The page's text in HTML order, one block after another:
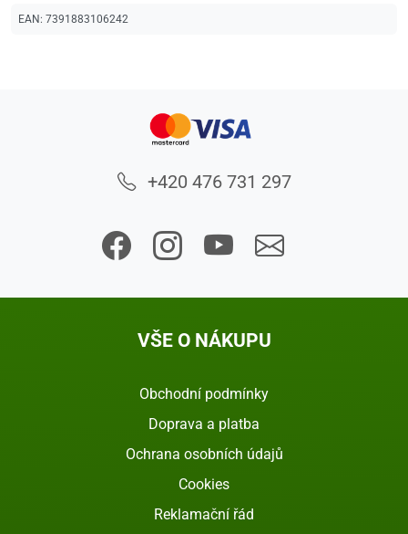
EAN: 7391883106242
+420 476 731 297
VŠE O NÁKUPU
Obchodní podmínky
Doprava a platba
Ochrana osobních údajů
Cookies
Reklamační řád